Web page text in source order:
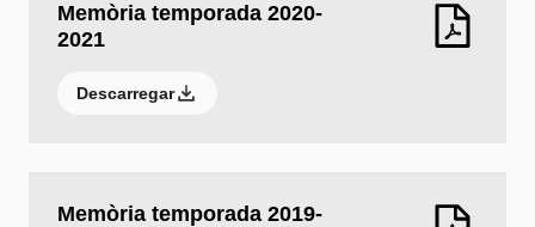
Memòria temporada 2020-
2021
Descarregar
Memòria temporada 2019-